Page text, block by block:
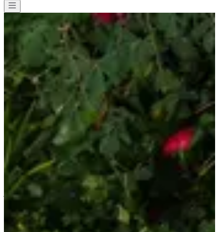
Toutes les courses Trail découverte Coureurs Misery
Coureurs Misery
Date à confirmer
Enregistrer
Enregistrer
Partager
Partager
Voir toutes les photos
Voir toutes les photos
1 / 6
À proposCourses LocalisationSponsors et partenaires
juil.
?
Juillet 2027
Date à confirmer